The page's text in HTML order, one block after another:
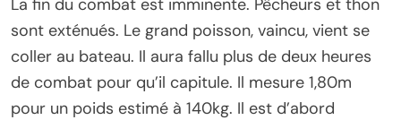
sont exténués. Le grand poisson, vaincu, vient se
coller au bateau. Il aura fallu plus de deux heures
de combat pour qu’il capitule. Il mesure 1,80m
pour un poids estimé à 140kg. Il est d’abord